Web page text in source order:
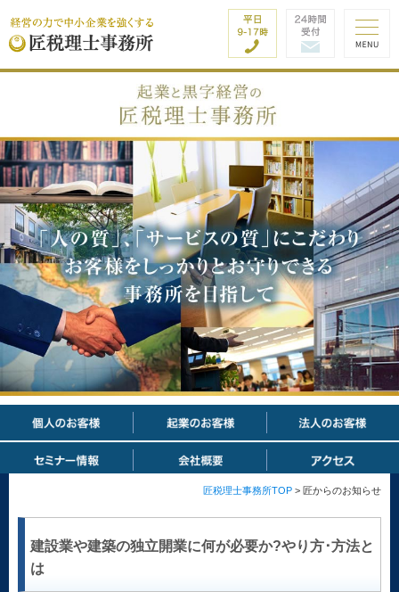
匠税理士事務所TOP > 匠からのお知らせ
建設業や建築の独立開業に何が必要か?やり方･方法と
は